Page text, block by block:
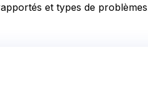
et types de